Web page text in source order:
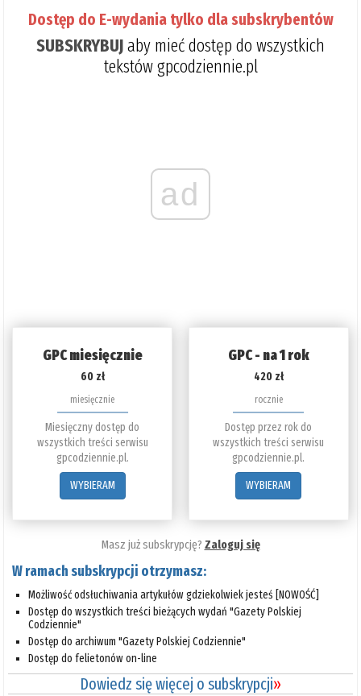
Dostęp do E-wydania tylko dla subskrybentów
SUBSKRYBUJaby mieć dostęp do wszystkich
tekstów gpcodziennie.pl
ad
GPC miesięcznie
60 zł
miesięcznie
Miesięczny dostęp do
wszystkich treści serwisu
gpcodziennie.pl.
WYBIERAM
GPC - na 1 rok
420 zł
rocznie
Dostęp przez rok do
wszystkich treści serwisu
gpcodziennie.pl.
WYBIERAM
Masz już subskrypcję? Zaloguj się
W ramach subskrypcji otrzymasz:
Możliwość odsłuchiwania artykułów gdziekolwiek jesteś [NOWOŚĆ]
Dostęp do wszystkich treści bieżących wydań "Gazety Polskiej
Codziennie"
Dostęp do archiwum "Gazety Polskiej Codziennie"
Dostęp do felietonów on-line
Dowiedz się więcej o subskrypcji»